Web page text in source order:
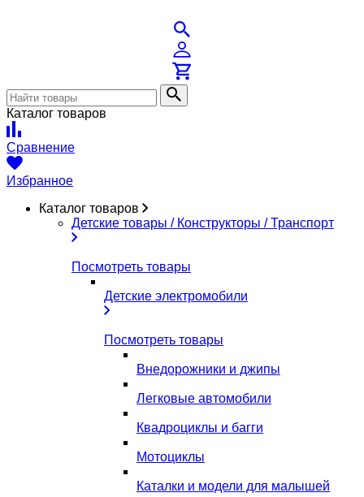
Каталог товаров
Сравнение
Избранное
Каталог товаров
Детские товары / Конструкторы / Транспорт
Посмотреть товары
Детские электромобили
Посмотреть товары
Внедорожники и джипы
Легковые автомобили
Квадроциклы и багги
Мотоциклы
Каталки и модели для малышей